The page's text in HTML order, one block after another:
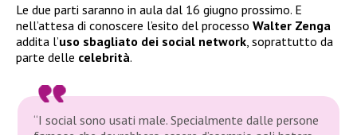
Le due parti saranno in aula dal 16 giugno prossimo. E
nell’attesa di conoscere l’esito del processo Walter Zenga
addita l’uso sbagliato dei social network , soprattutto da
parte delle celebrità.
“I social sono usati male. Specialmente dalle persone